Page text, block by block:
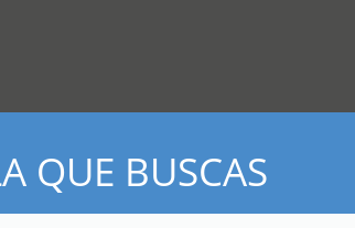
QUE BUSCAS